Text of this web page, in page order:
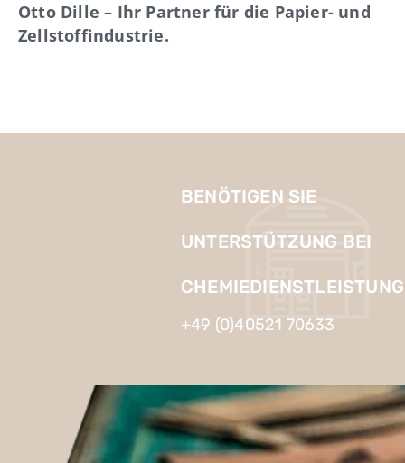
Otto Dille – Ihr Partner für die Papier- und
Zellstoffindustrie.
BENÖTIGEN SIE
UNTERSTÜTZUNG BEI
+49 (0)40521 70633